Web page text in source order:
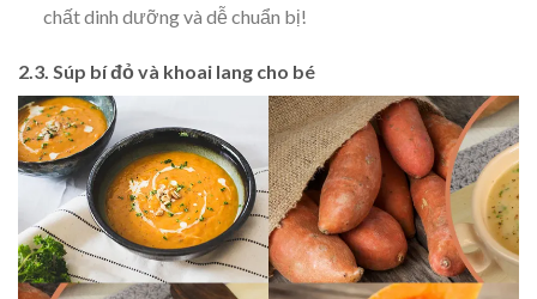
chất dinh dưỡng và dễ chuẩn bị!
2.3. Súp bí đỏ và khoai lang cho bé